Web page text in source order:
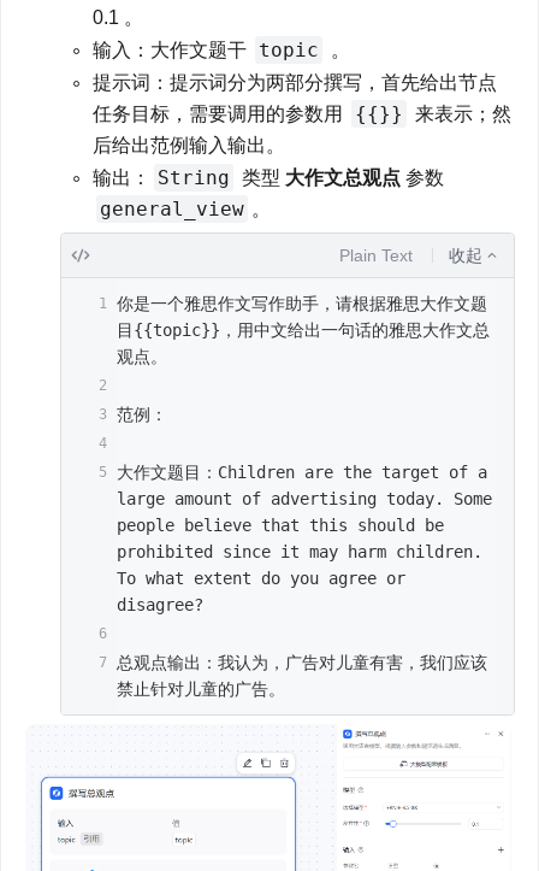
0.1 。
输入：大作文题干
topic
。
提示词：提示词分为两部分撰写，首先给出节点
任务目标，需要调用的参数用
{{}}
来表示；然
后给出范例输入输出。
输出：
String 类型 大作文总观点
general_view 。
Plain Text 收起
你是一个雅思作文写作助手，请根据雅思大作文题
目{{topic}}，用中文给出一句话的雅思大作文总
观点。
范例：
大作文题目：Children are the target of a
large amount of advertising today. Some
people believe that this should be
prohibited since it may harm children.
To what extent do you agree or
disagree?
总观点输出：我认为，广告对儿童有害，我们应该
禁止针对儿童的广告。